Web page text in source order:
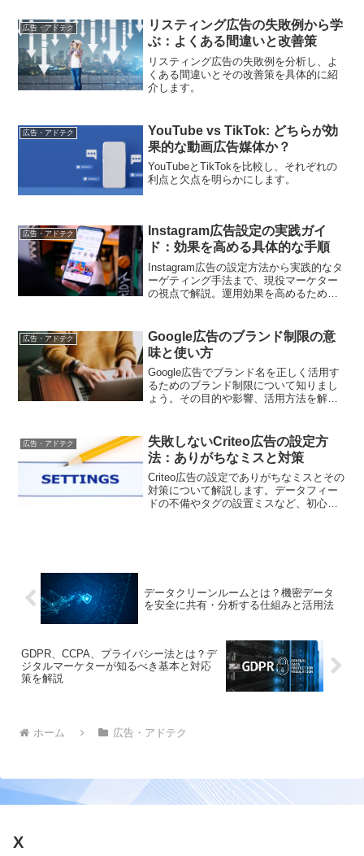
広告・アドテク
リスティング広告の失敗例から学
ぶ：よくある間違いと改善策
リスティング広告の失敗例を分析し、よ
くある間違いとその改善策を具体的に紹
介します。
広告・アドテク
YouTube vs TikTok: どちらが効
果的な動画広告媒体か？
YouTubeとTikTokを比較し、それぞれの
利点と欠点を明らかにします。
広告・アドテク
Instagram広告設定の実践ガイ
ド：効果を高める具体的な手順
Instagram広告の設定方法から実践的なタ
ーゲティング手法まで、現役マーケター
の視点で解説。運用効果を高めるための
広告・アドテク
Google広告のブランド制限の意
味と使い方
Google広告でブランド名を正しく活用す
るためのブランド制限について知りまし
ょう。その目的や影響、活用方法を解説
広告・アドテク
失敗しないCriteo広告の設定方
法：ありがちなミスと対策
Criteo広告の設定でありがちなミスとその
対策について解説します。データフィー
ドの不備やタグの設置ミスなど、初心者
データクリーンルームとは？機密データ
を安全に共有・分析する仕組みと活用法
GDPR、CCPA、プライバシー法とは？デ
ジタルマーケターが知るべき基本と対応
策を解説
ホーム 広告・アドテク
X